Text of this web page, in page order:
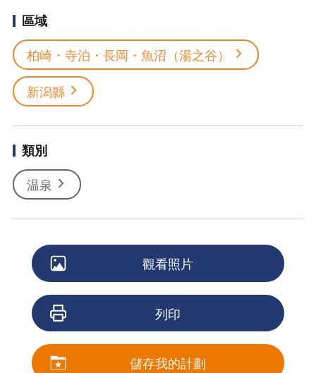
區域
柏崎・寺泊・長岡・魚沼（湯之谷）
新潟縣
類別
温泉
觀看照片
列印
儲存我的計劃